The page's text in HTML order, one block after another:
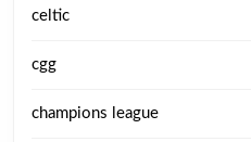
celtic
cgg
champions league